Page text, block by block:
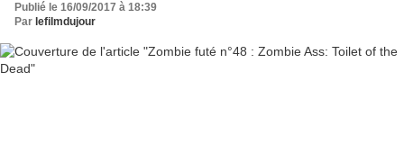
Publié le 16/09/2017 à 18:39
Par lefilmdujour